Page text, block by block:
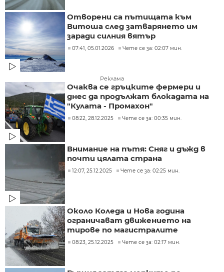
Отворени са пътищата към
Витоша след затварянето им
заради силния вятър
07:41, 05.01.2026 Чете се за: 02:07 мин.
Реклама
Очаква се гръцките фермери и
днес да продължат блокадата на
"Кулата - Промахон"
08:22, 28.12.2025 Чете се за: 00:35 мин.
Внимание на пътя: Сняг и дъжд в
почти цялата страна
12:07, 25.12.2025 Чете се за: 02:25 мин.
Около Коледа и Нова година
ограничават движението на
тирове по магистралите
08:23, 25.12.2025 Чете се за: 02:17 мин.